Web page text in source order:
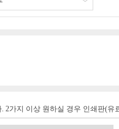
2가지 이상 원하실 경우 인쇄판(유